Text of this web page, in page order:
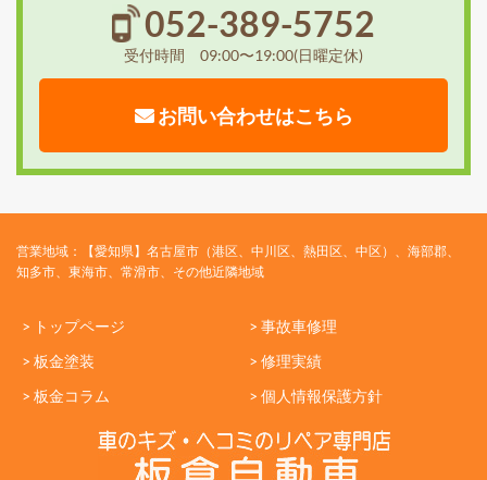
052-389-5752
受付時間 09:00〜19:00(日曜定休)
お問い合わせはこちら
営業地域：【愛知県】名古屋市（港区、中川区、熱田区、中区）、海部郡、
知多市、東海市、常滑市、その他近隣地域
> トップページ
> 事故車修理
> 板金塗装
> 修理実績
> 板金コラム
> 個人情報保護方針